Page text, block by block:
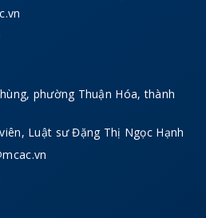
phường Thuận Hóa, thành
Luật sư Đặng Thị Ngọc Hạnh